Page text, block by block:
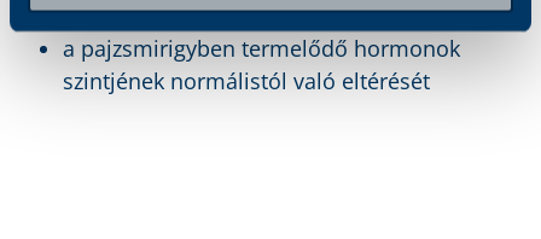
mennyiségét
a pajzsmirigyben termelődő hormonok
szintjének normálistól való eltérését